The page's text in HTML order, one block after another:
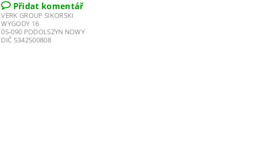
Přidat komentář
VERK GROUP SIKORSKI
WYGODY 16
05-090 PODOLSZYN NOWY
DIČ 5342500808